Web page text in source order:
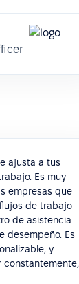
ajusta a tus
Es muy
empresas que
de trabajo
de asistencia
desempeño. Es
y
constantemente,